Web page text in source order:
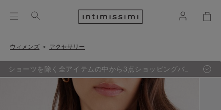
ウィメンズ アクセサリー
ショーツを除く全アイテムの中から3点ショッピングバッ
グ追加するごとに、最も定価の低い1点が無料に。（セー